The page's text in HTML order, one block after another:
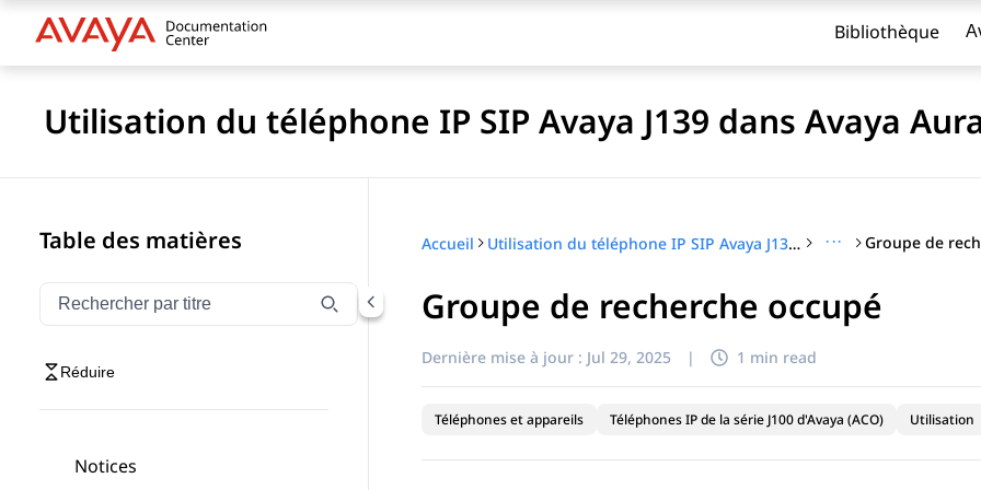
Bibliothèque
Utilisation du téléphone IP SIP Avaya J139 dans Avaya
Table des matières
Filtrer la navigation par titre
Saisissez pour filtrer les éléments de navigation par titre
Réduire
Notices
Accueil Utilisation du téléphone IP SIP Avaya J139 dans Avaya Aura® ··· Groupe de
Groupe de recherche occupé
Dernière mise à jour : Jul 29, 2025 | 1 min read
Téléphones et appareils Téléphones IP de la série J100 d'Avaya (ACO) Utilisation